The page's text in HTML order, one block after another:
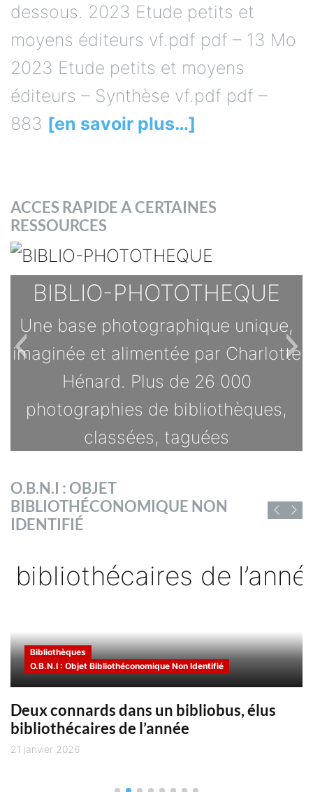
dessous. 2023 Etude petits et
moyens éditeurs vf.pdf pdf – 13 Mo
2023 Etude petits et moyens
éditeurs – Synthèse vf.pdf pdf –
883 [en savoir plus…]
ACCES RAPIDE A CERTAINES
RESSOURCES
BIBLIO-PHOTOTHEQUE
Une base photographique unique,
imaginée et alimentée par Charlotte
Hénard. Plus de 26 000
photographies de bibliothèques,
classées, taguées
CHIFFRES ET RAPPORTS
Vous trouverez ici des chiffres et
des rapports sur la lecture publique
Chaïne du livre
TOUTES LES OFFRES
D'EMPLOI DE
BIBLIOFRANCE
Vous trouverez ici les offres
utilisant Bibliofrance pour recruter
O.B.N.I : OBJET
BIBLIOTHÉCONOMIQUE NON
IDENTIFIÉ
Bibliothèques
O.B.N.I : Objet Bibliothéconomique Non Identifié
Deux connards dans un bibliobus, élus
bibliothécaires de l’année
21 janvier 2026